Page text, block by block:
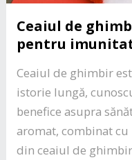
Ceaiul de
pentru
Ceaiul de ghimbir
istorie lungă,
benefice asupra
aromat, combinat
din ceaiul de